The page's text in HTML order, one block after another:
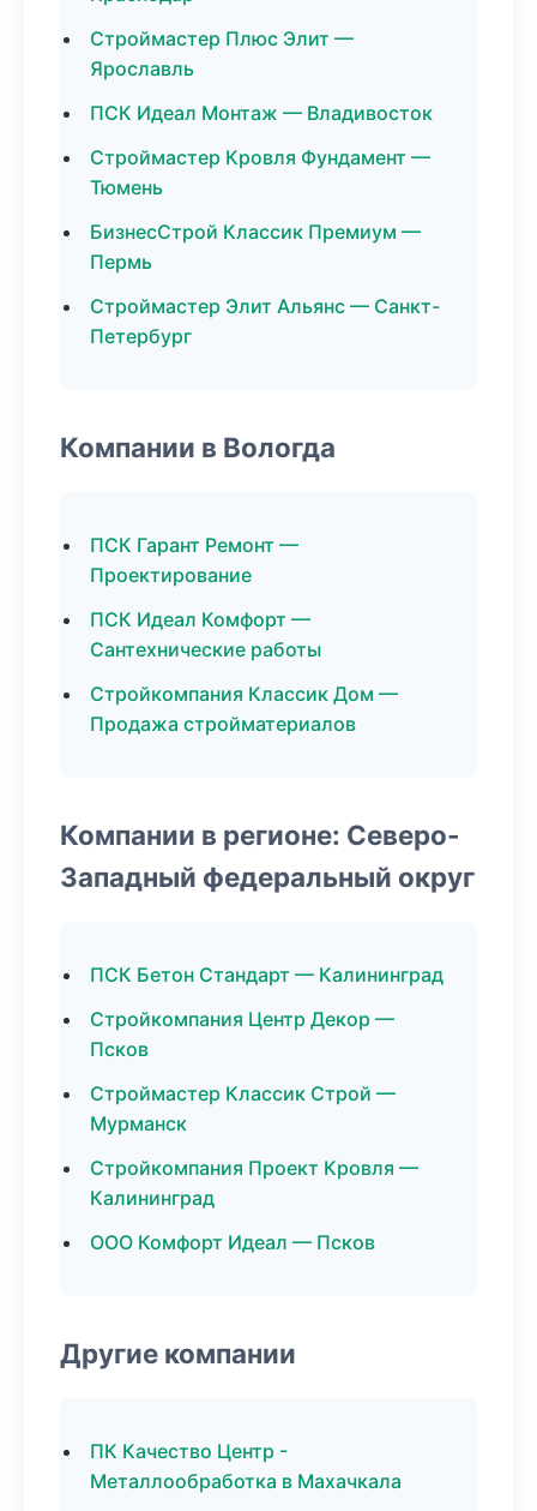
Строймастер Плюс Элит —
Ярославль
ПСК Идеал Монтаж — Владивосток
Строймастер Кровля Фундамент —
Тюмень
БизнесСтрой Классик Премиум —
Пермь
Строймастер Элит Альянс — Санкт-
Петербург
Компании в Вологда
ПСК Гарант Ремонт —
Проектирование
ПСК Идеал Комфорт —
Сантехнические работы
Стройкомпания Классик Дом —
Продажа стройматериалов
Компании в регионе: Северо-
Западный федеральный округ
ПСК Бетон Стандарт — Калининград
Стройкомпания Центр Декор —
Псков
Строймастер Классик Строй —
Мурманск
Стройкомпания Проект Кровля —
Калининград
ООО Комфорт Идеал — Псков
Другие компании
ПК Качество Центр -
Металлообработка в Махачкала